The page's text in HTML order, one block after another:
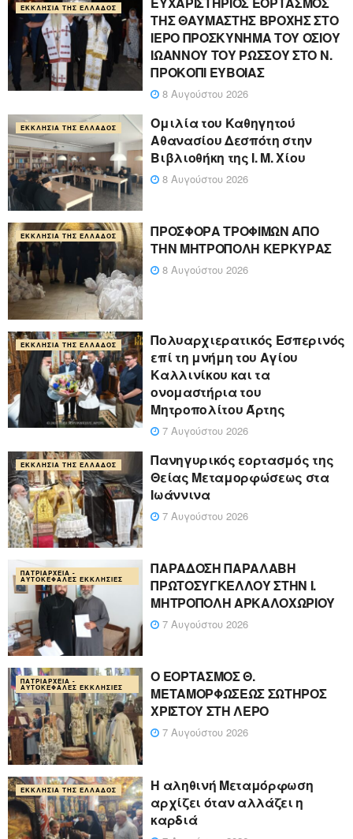
ΕΚΚΛΗΣΊΑ ΤΗΣ ΕΛΛΆΔΟΣ
ΤΗΣ ΘΑΥΜΑΣΤΗΣ ΒΡΟΧΗΣ ΣΤΟ
ΙΕΡΟ ΠΡΟΣΚΥΝΗΜΑ ΤΟΥ ΟΣΙΟΥ
ΙΩΑΝΝΟΥ ΤΟΥ ΡΩΣΣΟΥ ΣΤΟ Ν.
ΠΡΟΚΟΠΙ ΕΥΒΟΙΑΣ
8 Αυγούστου 2026
ΕΚΚΛΗΣΊΑ ΤΗΣ ΕΛΛΆΔΟΣ
Ομιλία του Καθηγητού
Αθανασίου Δεσπότη στην
Βιβλιοθήκη της Ι. Μ. Χίου
8 Αυγούστου 2026
ΕΚΚΛΗΣΊΑ ΤΗΣ ΕΛΛΆΔΟΣ
ΠΡΟΣΦΟΡΑ ΤΡΟΦΙΜΩΝ ΑΠΟ
ΤΗΝ ΜΗΤΡΟΠΟΛΗ ΚΕΡΚΥΡΑΣ
8 Αυγούστου 2026
ΕΚΚΛΗΣΊΑ ΤΗΣ ΕΛΛΆΔΟΣ
Πολυαρχιερατικός Εσπερινός
επί τη μνήμη του Αγίου
Καλλινίκου και τα
ονομαστήρια του
Μητροπολίτου Άρτης
7 Αυγούστου 2026
ΕΚΚΛΗΣΊΑ ΤΗΣ ΕΛΛΆΔΟΣ
Πανηγυρικός εορτασμός της
Θείας Μεταμορφώσεως στα
Ιωάννινα
7 Αυγούστου 2026
ΠΑΤΡΙΑΡΧΕΊΑ -
ΑΥΤΟΚΈΦΑΛΕΣ ΕΚΚΛΗΣΊΕΣ
ΠΑΡΑΔΟΣΗ ΠΑΡΑΛΑΒΗ
ΠΡΩΤΟΣΥΓΚΕΛΛΟΥ ΣΤΗΝ Ι.
ΜΗΤΡΟΠΟΛΗ ΑΡΚΑΛΟΧΩΡΙΟΥ
7 Αυγούστου 2026
ΠΑΤΡΙΑΡΧΕΊΑ -
ΑΥΤΟΚΈΦΑΛΕΣ ΕΚΚΛΗΣΊΕΣ
Ο ΕΟΡΤΑΣΜΟΣ Θ.
ΜΕΤΑΜΟΡΦΩΣΕΩΣ ΣΩΤΗΡΟΣ
ΧΡΙΣΤΟΥ ΣΤΗ ΛΕΡΟ
7 Αυγούστου 2026
ΕΚΚΛΗΣΊΑ ΤΗΣ ΕΛΛΆΔΟΣ
Η αληθινή Μεταμόρφωση
αρχίζει όταν αλλάζει η
καρδιά